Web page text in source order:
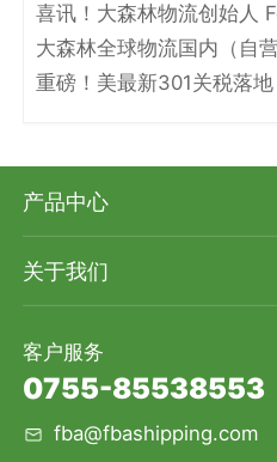
大森林全球物流国内（自
重磅！美最新301关税落地
产品中心
关于我们
客户服务
0755-85538553
fba@fbashipping.com